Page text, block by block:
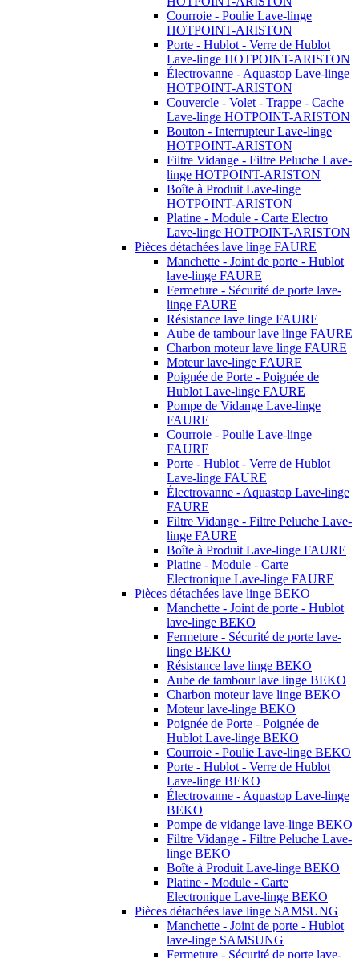
Courroie - Poulie Lave-linge
HOTPOINT-ARISTON
Porte - Hublot - Verre de Hublot
Lave-linge HOTPOINT-ARISTON
Électrovanne - Aquastop Lave-linge
HOTPOINT-ARISTON
Couvercle - Volet - Trappe - Cache
Lave-linge HOTPOINT-ARISTON
Bouton - Interrupteur Lave-linge
HOTPOINT-ARISTON
Filtre Vidange - Filtre Peluche Lave-
linge HOTPOINT-ARISTON
Boîte à Produit Lave-linge
HOTPOINT-ARISTON
Platine - Module - Carte Electro
Lave-linge HOTPOINT-ARISTON
Pièces détachées lave linge FAURE
Manchette - Joint de porte - Hublot
lave-linge FAURE
Fermeture - Sécurité de porte lave-
linge FAURE
Résistance lave linge FAURE
Aube de tambour lave linge FAURE
Charbon moteur lave linge FAURE
Moteur lave-linge FAURE
Poignée de Porte - Poignée de
Hublot Lave-linge FAURE
Pompe de Vidange Lave-linge
FAURE
Courroie - Poulie Lave-linge
FAURE
Porte - Hublot - Verre de Hublot
Lave-linge FAURE
Électrovanne - Aquastop Lave-linge
FAURE
Filtre Vidange - Filtre Peluche Lave-
linge FAURE
Boîte à Produit Lave-linge FAURE
Platine - Module - Carte
Electronique Lave-linge FAURE
Pièces détachées lave linge BEKO
Manchette - Joint de porte - Hublot
lave-linge BEKO
Fermeture - Sécurité de porte lave-
linge BEKO
Résistance lave linge BEKO
Aube de tambour lave linge BEKO
Charbon moteur lave linge BEKO
Moteur lave-linge BEKO
Poignée de Porte - Poignée de
Hublot Lave-linge BEKO
Courroie - Poulie Lave-linge BEKO
Porte - Hublot - Verre de Hublot
Lave-linge BEKO
Électrovanne - Aquastop Lave-linge
BEKO
Pompe de vidange lave-linge BEKO
Filtre Vidange - Filtre Peluche Lave-
linge BEKO
Boîte à Produit Lave-linge BEKO
Platine - Module - Carte
Electronique Lave-linge BEKO
Pièces détachées lave linge SAMSUNG
Manchette - Joint de porte - Hublot
lave-linge SAMSUNG
Fermeture - Sécurité de porte lave-